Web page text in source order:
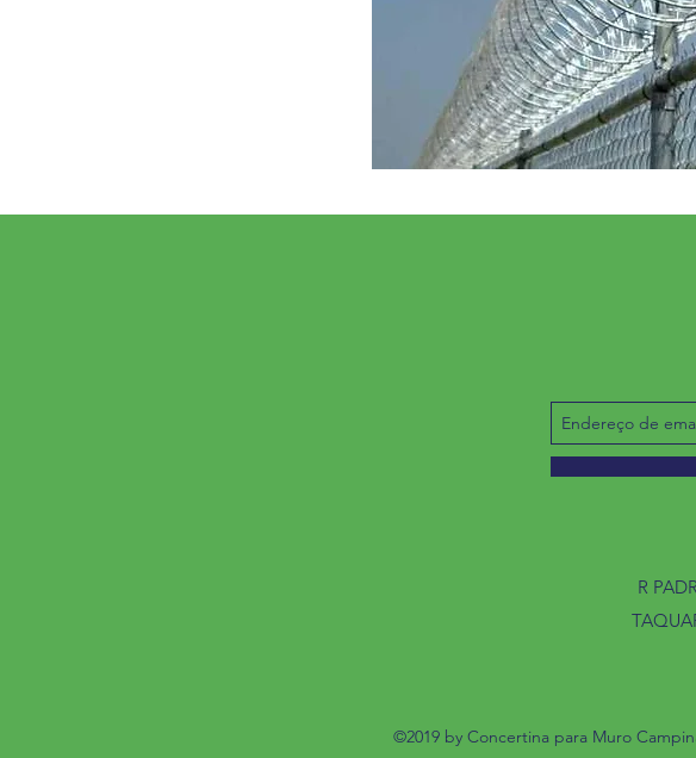
R
©2019 by Concertina para Muro